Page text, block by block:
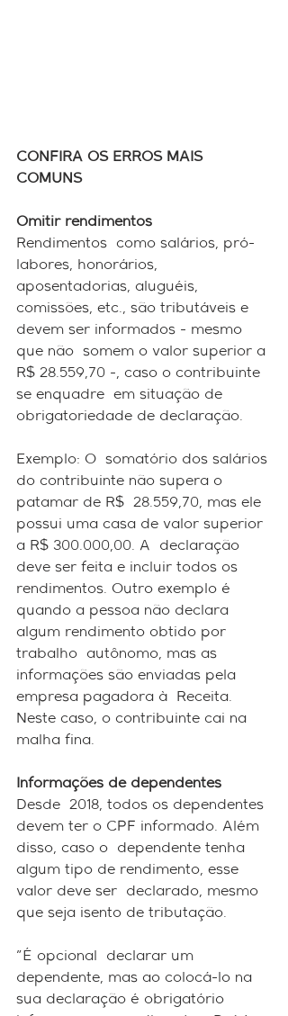
CONFIRA OS ERROS MAIS
COMUNS
Omitir rendimentos
Rendimentos  como salários, pró-
labores, honorários,
aposentadorias, aluguéis,
comissões, etc., são tributáveis e
devem ser informados - mesmo
que não  somem o valor superior a
R$ 28.559,70 -, caso o contribuinte
se enquadre  em situação de
obrigatoriedade de declaração.
Exemplo: O  somatório dos salários
do contribuinte não supera o
patamar de R$  28.559,70, mas ele
possui uma casa de valor superior
a R$ 300.000,00. A  declaração
deve ser feita e incluir todos os
rendimentos. Outro exemplo é
quando a pessoa não declara
algum rendimento obtido por
trabalho  autônomo, mas as
informações são enviadas pela
empresa pagadora à  Receita.
Neste caso, o contribuinte cai na
malha fina.
Informações de dependentes
Desde  2018, todos os dependentes
devem ter o CPF informado. Além
disso, caso o  dependente tenha
algum tipo de rendimento, esse
valor deve ser  declarado, mesmo
que seja isento de tributação.
"É opcional  declarar um
dependente, mas ao colocá-lo na
sua declaração é obrigatório